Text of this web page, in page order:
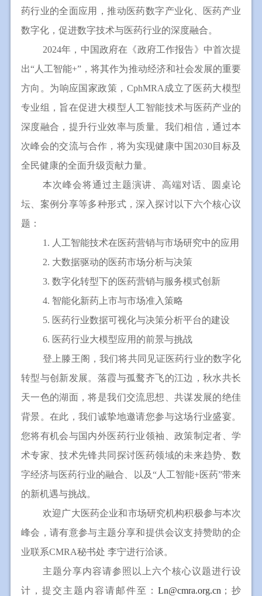
药行业的全面应用，推动医药数字产业化、医药产业
数字化，促进数字技术与医药行业的深度融合。
2024年，中国政府在《政府工作报告》中首次提
出“人工智能+”，将其作为推动经济和社会发展的重要
方向。为响应国家政策， CphMRA 成立了医药大模型
专业组，旨在促进大模型人工智能技术与医药产业的
深度融合，提升行业效率与质量。我们相信，通过本
次峰会的交流与合作，将为实现健康中国 2030目标及
全民健康的全面升级贡献力量。
本次峰会将通过主题演讲、高端对话、圆桌论
坛、案例分享等多种形式，深入探讨以下六个核心议
题：
1. 人工智能技术在医药营销与市场研究中的应用
2. 大数据驱动的医药市场分析与决策
3.数字化转型下的医药营销与服务模式创新
4. 智能化新药上市与市场准入策略
5. 医药行业数据可视化与决策分析平台的建设
6. 医药行业大模型应用的前景与挑战
登上滕王阁，我们将共同见证医药行业的数字化
转型与创新发展。落霞与孤鹜齐飞的江边，秋水共长
天一色的湖面，将是我们交流思想、共谋发展的绝佳
背景。在此，我们诚挚地邀请您参与这场行业盛宴。
您将有机会与国内外医药行业领袖、政策制定者、学
术专家、技术先锋共同探讨医药领域的未来趋势、数
字经济与医药行业的融合、以及“人工智能+医药”带来
的新机遇与挑战。
欢迎广大医药企业和市场研究机构积极参与本次
峰会，请有意参与主题分享和提供会议支持赞助的企
业联系CMRA秘书处 李宁进行洽谈。
主题分享内容请参照以上六个核心议题进行设
计，提交主题内容请邮件至：Ln@cmra.org.cn ； 抄